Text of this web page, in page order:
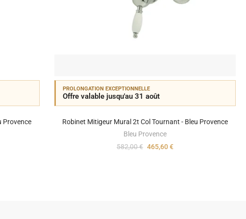
Provence
PROLONGATION EXCEPTIONNELLE
Offre valable jusqu'au 31 août
Robinet Mitigeur Mural 2t Col Tournant - Bleu Provence
Bleu Provence
582,00 € 465,60 €